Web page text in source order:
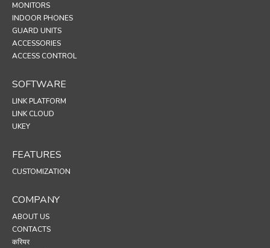
MONITORS
INDOOR PHONES
GUARD UNITS
ACCESSORIES
ACCESS CONTROL
SOFTWARE
LINK PLATFORM
LINK CLOUD
UKEY
FEATURES
CUSTOMIZATION
COMPANY
ABOUT US
CONTACTS
करियर